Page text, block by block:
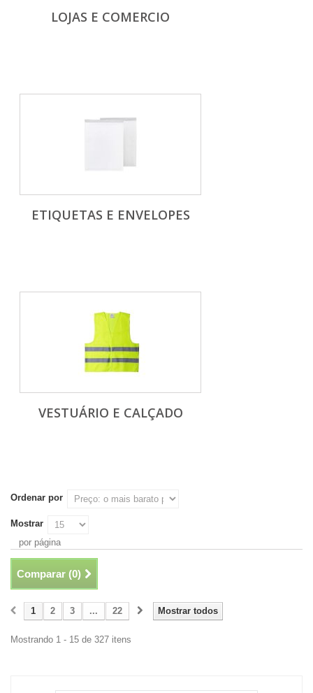
LOJAS E COMERCIO
ETIQUETAS E ENVELOPES
VESTUÁRIO E CALÇADO
Ordenar por
Mostrar
por página
Comparar (0)
Mostrar todos
1 2 3 ... 22
Mostrando 1 - 15 de 327 itens